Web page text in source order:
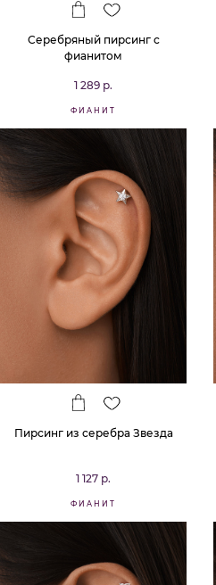
Серебряный пирсинг с
фианитом
1 289 р.
ФИАНИТ
Пирсинг из серебра Звезда
1 127 р.
ФИАНИТ